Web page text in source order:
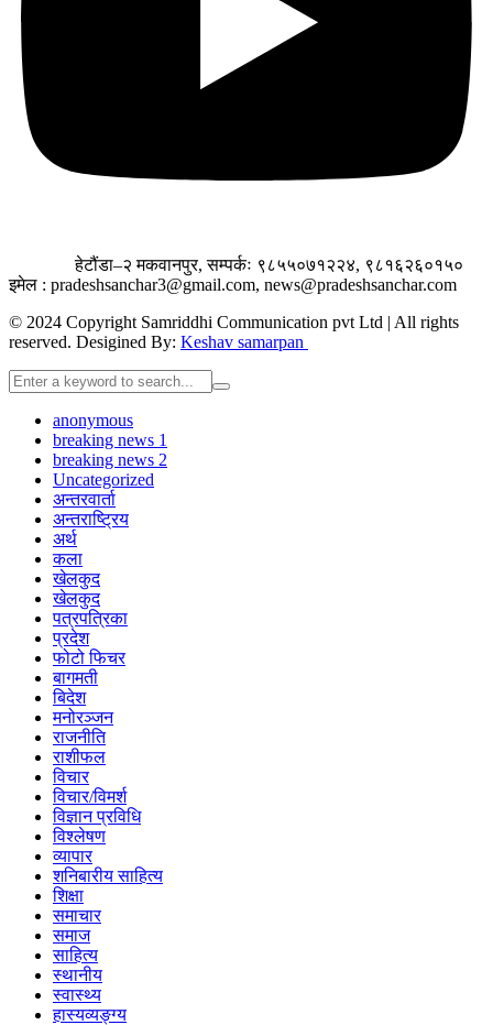
हेटौंडा–२ मकवानपुर,सम्पर्कः ९८५५०७१२२४, ९८१६२६०१५०
इमेल : pradeshsanchar3@gmail.com, news@pradeshsanchar.com
© 2024 Copyright Samriddhi Communication pvt Ltd | All rights
reserved. Desigined By: Keshav samarpan
anonymous
breaking news 1
breaking news 2
Uncategorized
अन्तरवार्ता
अन्तराष्ट्रिय
अर्थ
कला
खेलकुद
खेलकुद
पत्रपत्रिका
प्रदेश
फोटो फिचर
बागमती
बिदेश
मनोरञ्जन
राजनीति
राशीफल
विचार
विचार/विमर्श
विज्ञान प्रविधि
विश्लेषण
व्यापार
शनिबारीय साहित्य
शिक्षा
समाचार
समाज
साहित्य
स्थानीय
स्वास्थ्य
हास्यव्यङ्ग्य